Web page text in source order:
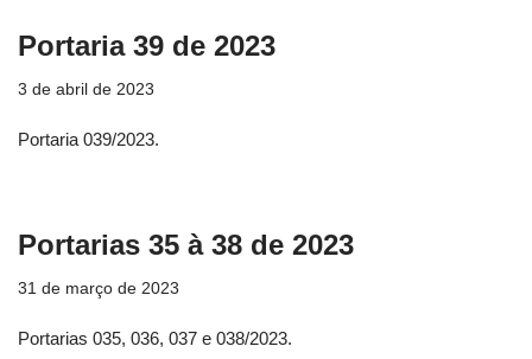
Portaria 39 de 2023
3 de abril de 2023
Portaria 039/2023.
Portarias 35 à 38 de 2023
31 de março de 2023
Portarias 035, 036, 037 e 038/2023.